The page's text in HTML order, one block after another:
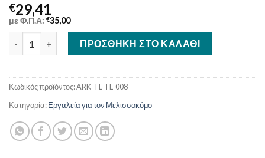
€29,41
με Φ.Π.Α: €35,00
Καπνιστήρι ΓΑΛΒΑΝΙΣΜΕΝΟ Παπαγιαννόπουλου με Δέρμα και
ΠΡΟΣΘΉΚΗ ΣΤΟ ΚΑΛΆΘΙ
Κωδικός προϊόντος:ARK-TL-TL-008
Κατηγορία:Εργαλεία για τον Μελισσοκόμο